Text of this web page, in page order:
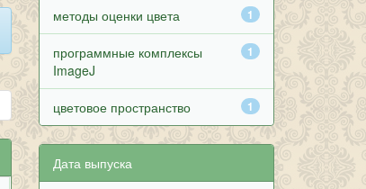
1
методы оценки цвета
1
программные комплексы
ImageJ
1
цветовое пространство
Дата выпуска